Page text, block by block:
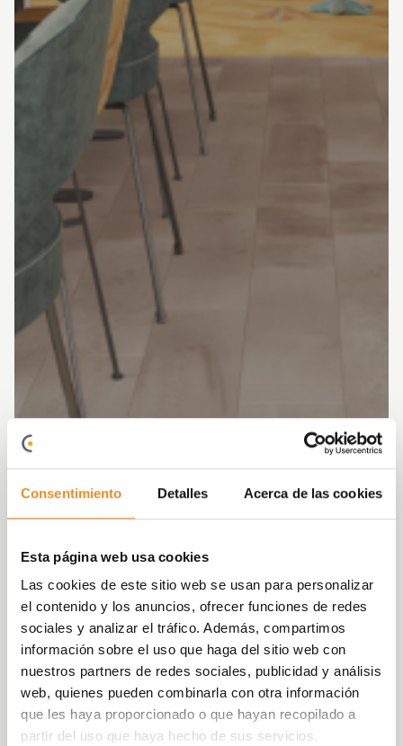
Consentimiento Detalles Acerca de las cookies
Esta página web usa cookies
Las cookies de este sitio web se usan para personalizar
el contenido y los anuncios, ofrecer funciones de redes
sociales y analizar el tráfico. Además, compartimos
información sobre el uso que haga del sitio web con
nuestros partners de redes sociales, publicidad y análisis
web, quienes pueden combinarla con otra información
que les haya proporcionado o que hayan recopilado a
partir del uso que haya hecho de sus servicios.